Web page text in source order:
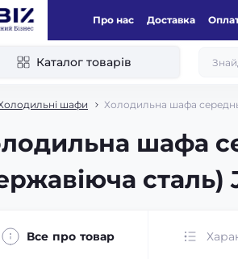
Про нас Доставка
Каталог товарів
шафи Холодильна шафа
шафа
сталь)
Все про товар